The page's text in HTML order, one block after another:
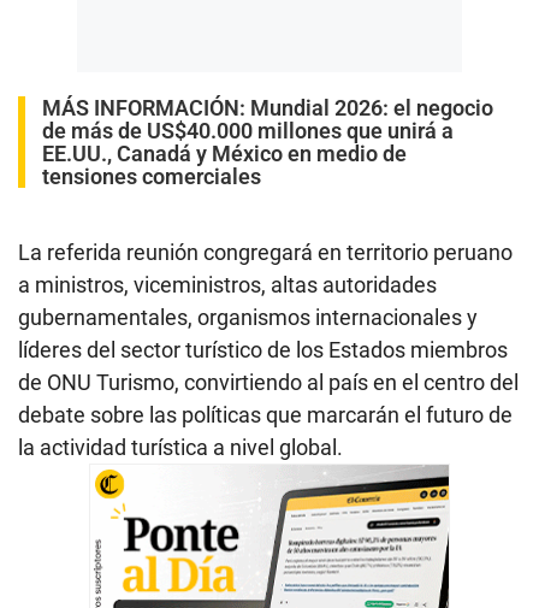
MÁS INFORMACIÓN: Mundial 2026: el negocio
de más de US$40.000 millones que unirá a
EE.UU., Canadá y México en medio de
tensiones comerciales
La referida reunión congregará en territorio peruano
a ministros, viceministros, altas autoridades
gubernamentales, organismos internacionales y
líderes del sector turístico de los Estados miembros
de ONU Turismo, convirtiendo al país en el centro del
debate sobre las políticas que marcarán el futuro de
la actividad turística a nivel global.